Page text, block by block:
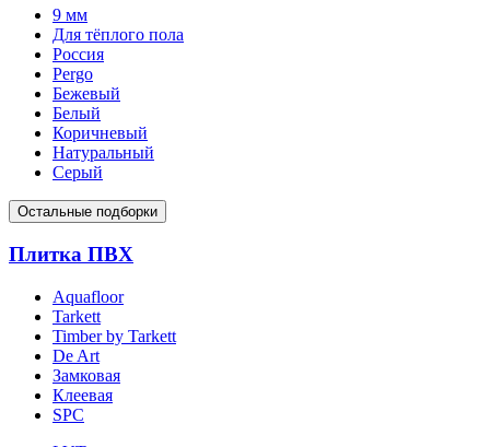
9 мм
Для тёплого пола
Россия
Pergo
Бежевый
Белый
Коричневый
Натуральный
Серый
Остальные подборки
Плитка ПВХ
Aquafloor
Tarkett
Timber by Tarkett
De Art
Замковая
Клеевая
SPC